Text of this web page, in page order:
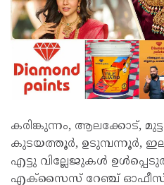
കരിങ്കുന്നം, ആലക്കോട്,
കുടയത്തൂർ, ഉടുമ്പന്നൂർ,
എട്ടു വില്ലേജുകൾ
എക്‌സൈസ് റേഞ്ച് ഓഫീസ്